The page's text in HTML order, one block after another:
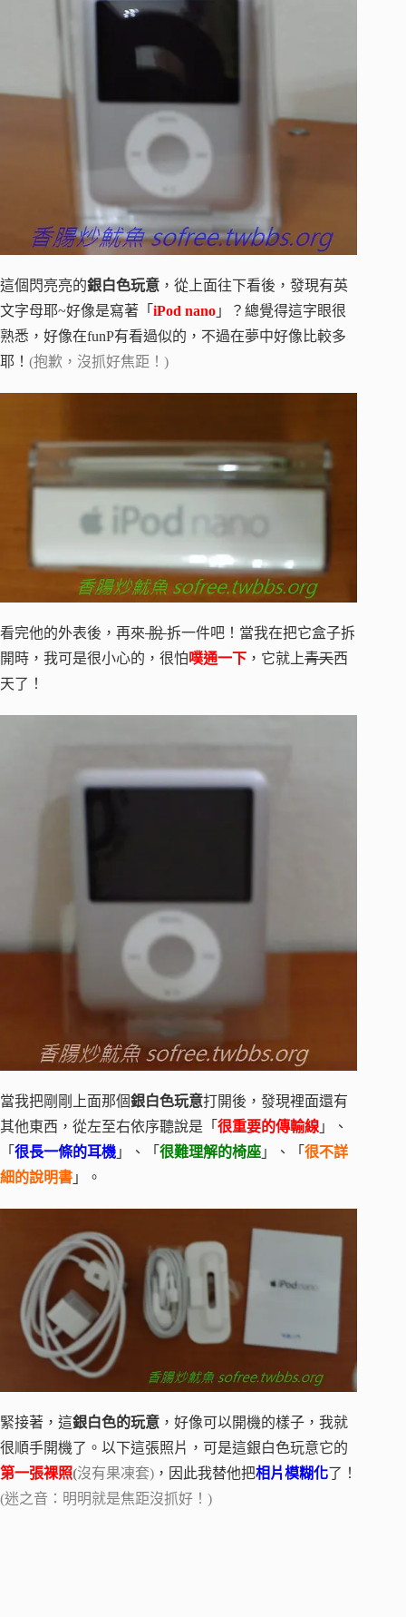
這個閃亮亮的銀白色玩意 ，從上面往下看後，發現有英
文字母耶~好像是寫著「 iPod nano 」？總覺得這字眼很
熟悉，好像在funP有看過似的，不過在夢中好像比較多
耶！ (抱歉，沒抓好焦距！)
看完他的外表後，再來脫拆一件吧！當我在把它盒子拆
開時，我可是很小心的，很怕噗通一下 ，它就上青天西
天了！
當我把剛剛上面那個銀白色玩意打開後，發現裡面還有
其他東西，從左至右依序聽說是「 很重要的傳輸線 」、
「 很長一條的耳機 」、「 很難理解的椅座 」、「 很不詳
細的說明書 」。
緊接著，這銀白色的玩意 ，好像可以開機的樣子，我就
很順手開機了。以下這張照片，可是這銀白色玩意它的
第一張裸照(沒有果凍套) ，因此我替他把相片模糊化 了！
(迷之音：明明就是焦距沒抓好！)